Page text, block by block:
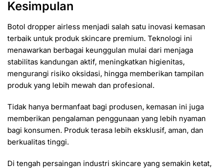
Kesimpulan
Botol dropper airless menjadi salah satu inovasi kemasan
terbaik untuk produk skincare premium. Teknologi ini
menawarkan berbagai keunggulan mulai dari menjaga
stabilitas kandungan aktif, meningkatkan higienitas,
mengurangi risiko oksidasi, hingga memberikan tampilan
produk yang lebih mewah dan profesional.
Tidak hanya bermanfaat bagi produsen, kemasan ini juga
memberikan pengalaman penggunaan yang lebih nyaman
bagi konsumen. Produk terasa lebih eksklusif, aman, dan
berkualitas tinggi.
Di tengah persaingan industri skincare yang semakin ketat,